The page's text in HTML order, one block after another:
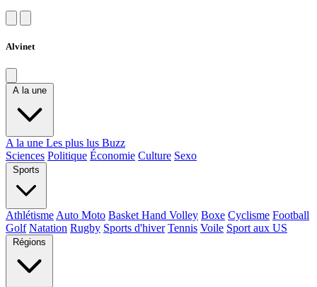
Alvinet
A la une
A la une Les plus lus Buzz
Sciences Politique Économie Culture Sexo
Sports
Athlétisme Auto Moto Basket Hand Volley Boxe Cyclisme Football
Golf Natation Rugby Sports d'hiver Tennis Voile Sport aux US
Régions